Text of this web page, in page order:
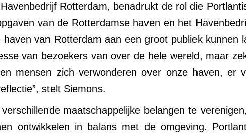
Rotterdam, benadrukt de rol die
van de Rotterdamse haven en het
van Rotterdam aan een groot publiek kunnen
van bezoekers van over de hele wereld, maar
mensen zich verwonderen over onze haven, er
stelt Siemons.
maatschappelijke belangen te
ontwikkelen in balans met de omgeving.